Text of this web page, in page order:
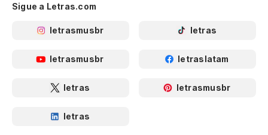
Sigue a Letras.com
letrasmusbr letras
letrasmusbr letraslatam
letras letrasmusbr
letras